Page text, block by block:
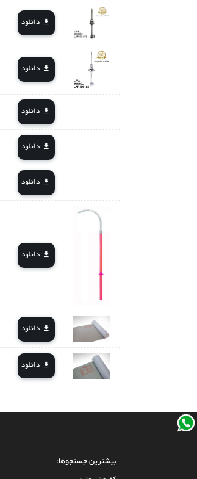
دانلود
دانلود
دانلود
دانلود
دانلود
دانلود
دانلود
دانلود
بیشترین جستجوها: